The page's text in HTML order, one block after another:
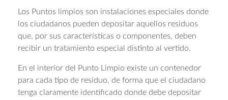
Los Puntos limpios son instalaciones especiales donde
los ciudadanos pueden depositar aquellos residuos
que, por sus características o componentes, deben
recibir un tratamiento especial distinto al vertido.
En el interior del Punto Limpio existe un contenedor
para cada tipo de residuo, de forma que el ciudadano
tenga claramente identificado donde debe depositar